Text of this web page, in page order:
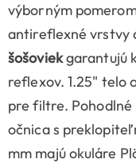
výborným
antireflexné vrstvy
šošoviekgarantujú
reflexov. 1.25" telo
pre filtre. Pohodlné
očnica s
mm majú okuláre